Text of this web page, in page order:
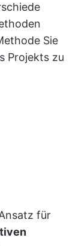
Sie
Projekts zu
für